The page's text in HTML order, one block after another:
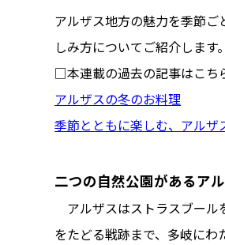
#お
#SDGs
#アート #
アルザス地方の魅力を季節
しみ方についてご紹介します
□本連載の過去の記事はこち
アルザスの冬のお料理
季節とともに楽しむ、アル
二つの自然公園があるア
アルザスはストラスブール
をたどる戦跡まで、多岐に